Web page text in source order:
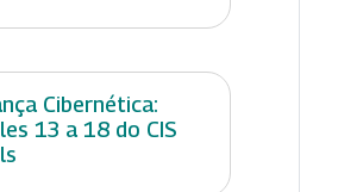
Cibernética:
13 a 18 do CIS